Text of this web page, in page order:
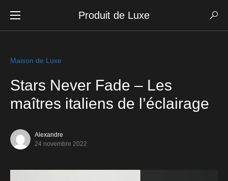
Produit de Luxe
Maison de Luxe
Stars Never Fade – Les
maîtres italiens de l’éclairage
Alexandre
24 novembre 2022